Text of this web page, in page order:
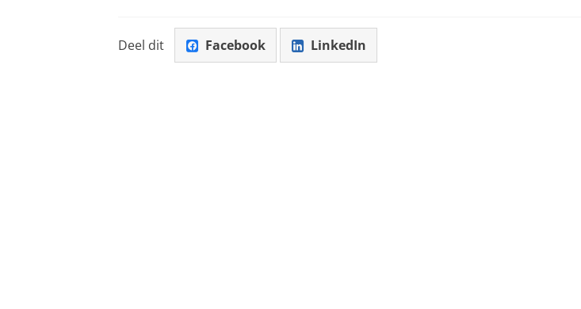
Deel dit Facebook LinkedIn